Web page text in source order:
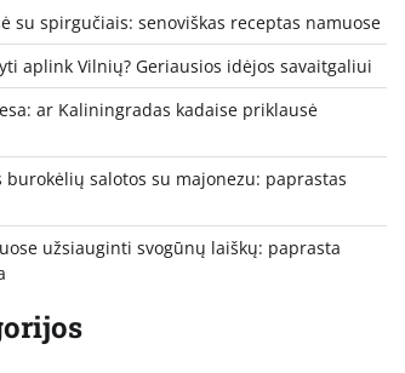
su spirgučiais: senoviškas receptas namuose
aplink Vilnių? Geriausios idėjos savaitgaliui
ar Kaliningradas kadaise priklausė
burokėlių salotos su majonezu: paprastas
užsiauginti svogūnų laiškų: paprasta